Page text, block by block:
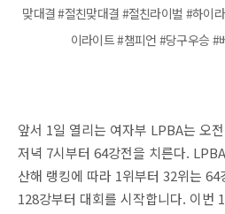
맞대결 #절친맞대결 #절친라이벌 #하이
이라이트 #챔피언 #당구우승 #
앞서 1일 열리는 여자부 LPBA는 오
저녁 7시부터 64강전을 치른다.
산해 랭킹에 따라 1위부터 32위는
128강부터 대회를 시작합니다. 이번